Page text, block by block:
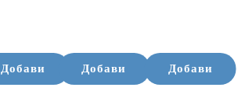
Добави Добави Добави